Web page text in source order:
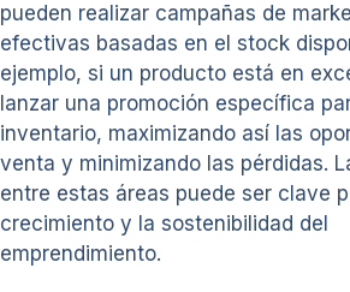
pueden realizar campañas de
efectivas basadas en el stock
ejemplo, si un producto está en
lanzar una promoción específica
inventario, maximizando así las
venta y minimizando las pérdidas.
entre estas áreas puede ser clave
crecimiento y la sostenibilidad del
emprendimiento.